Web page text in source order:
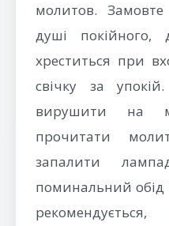
молитов.
душі покійного,
хреститься при
свічку за
вирушити на
прочитати
запалити
поминальний обід